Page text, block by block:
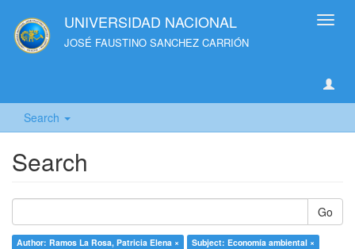
UNIVERSIDAD NACIONAL
JOSÉ FAUSTINO SANCHEZ CARRIÓN
Search
Search
Go
Author: Ramos La Rosa, Patricia Elena ×
Subject: Economía ambiental ×